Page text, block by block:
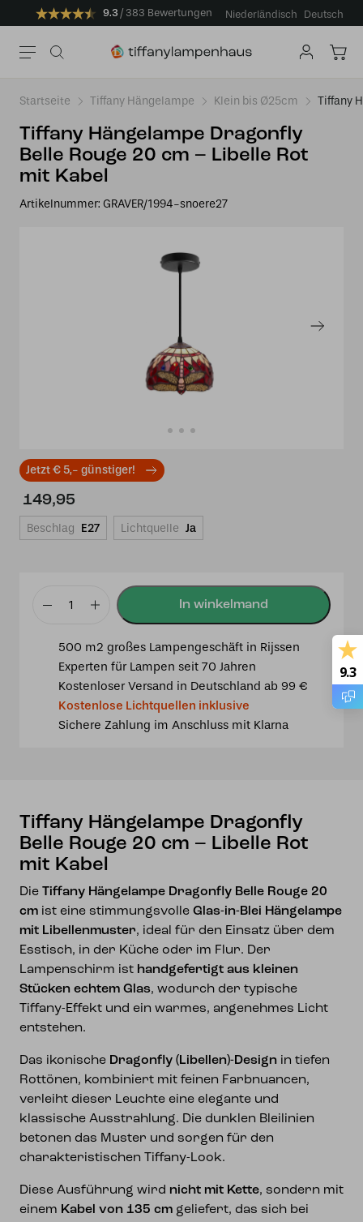
9.3 383 Bewertungen Niederländisch Deutsch
Startseite Tiffany Hängelampe Klein bis Ø25cm Tiffany
Tiffany Hängelampe Dragonfly
Belle Rouge 20 cm – Libelle Rot
mit Kabel
Artikelnummer: GRAVER/1994-snoere27
Jetzt € 5,- günstiger!
149,95
Beschlag E27 Lichtquelle Ja
Tiffany
Dragonfly
Belle
Rouge
Kabel
Menge
500 m2 großes Lampengeschäft in Rijssen
Experten für Lampen seit 70 Jahren
Kostenloser Versand in Deutschland ab 99 €
Kostenlose Lichtquellen inklusive
Sichere Zahlung im Anschluss mit Klarna
Tiffany Hängelampe Dragonfly
Belle Rouge 20 cm – Libelle Rot
mit Kabel
Die Tiffany Hängelampe Dragonfly Belle Rouge 20
cm ist eine stimmungsvolle Glas-in-Blei Hängelampe
mit Libellenmuster, ideal für den Einsatz über dem
Esstisch, in der Küche oder im Flur. Der
Lampenschirm ist handgefertigt aus kleinen
Stücken echtem Glas, wodurch der typische
Tiffany-Effekt und ein warmes, angenehmes Licht
entstehen.
Das ikonische Dragonfly (Libellen)-Design in tiefen
Rottönen, kombiniert mit feinen Farbnuancen,
verleiht dieser Leuchte eine elegante und
klassische Ausstrahlung. Die dunklen Bleilinien
betonen das Muster und sorgen für den
charakteristischen Tiffany-Look.
Diese Ausführung wird nicht mit Kette, sondern mit
einem Kabel von 135 cm geliefert, das sich bei
9.3